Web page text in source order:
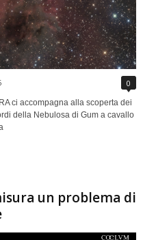
0
ci accompagna alla scoperta dei
della Nebulosa di Gum a cavallo
un problema di